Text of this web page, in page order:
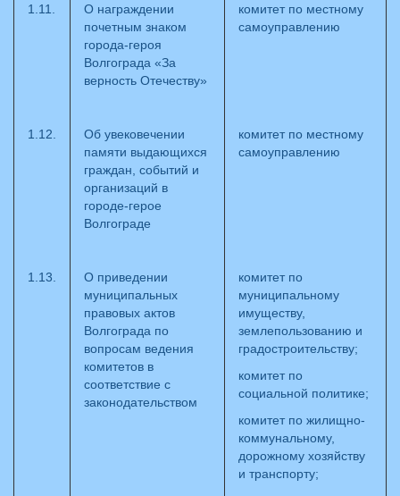
1.11.
О награждении
почетным знаком
города-героя
Волгограда «За
верность Отечеству»
комитет по местному
самоуправлению
1.12.
Об увековечении
памяти выдающихся
граждан, событий и
организаций в
городе-герое
Волгограде
комитет по местному
самоуправлению
1.13.
О приведении
муниципальных
правовых актов
Волгограда по
вопросам ведения
комитетов в
соответствие с
законодательством
комитет по
муниципальному
имуществу,
землепользованию и
градостроительству;
комитет по
социальной политике;
комитет по жилищно-
коммунальному,
дорожному хозяйству
и транспорту;